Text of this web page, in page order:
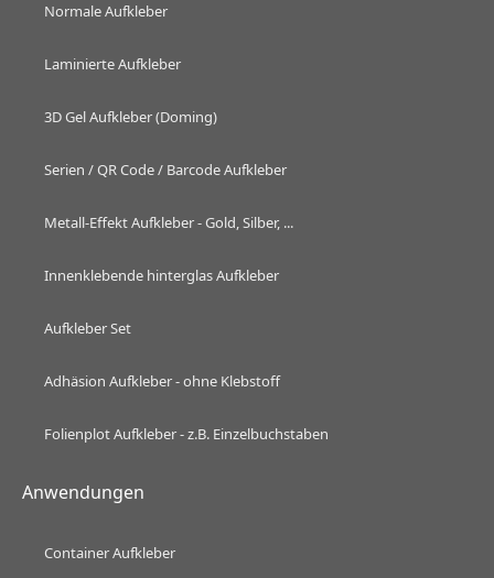
Normale Aufkleber
Laminierte Aufkleber
3D Gel Aufkleber (Doming)
Serien / QR Code / Barcode Aufkleber
Metall-Effekt Aufkleber - Gold, Silber, ...
Innenklebende hinterglas Aufkleber
Aufkleber Set
Adhäsion Aufkleber - ohne Klebstoff
Folienplot Aufkleber - z.B. Einzelbuchstaben
Anwendungen
Container Aufkleber